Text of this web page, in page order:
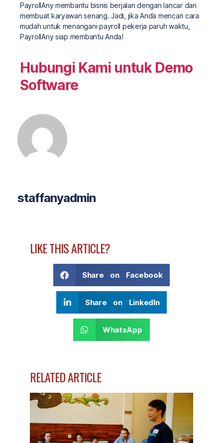
PayrollAny membantu bisnis berjalan dengan lancar dan
membuat karyawan senang. Jadi, jika Anda mencari cara
mudah untuk menangani payroll pekerja paruh waktu,
PayrollAny siap membantu Anda!
Hubungi Kami untuk Demo
Software
staffanyadmin
LIKE THIS ARTICLE?
Share on Facebook
Share on LinkedIn
WhatsApp
RELATED ARTICLE